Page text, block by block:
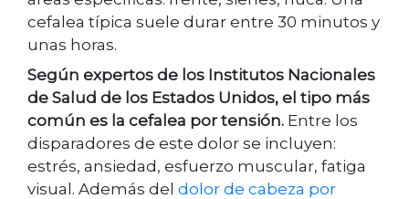
cefalea típica suele durar entre 30 minutos y
unas horas.
Según expertos de los Institutos Nacionales
de Salud de los Estados Unidos, el tipo más
común es la cefalea por tensión. Entre los
disparadores de este dolor se incluyen:
estrés, ansiedad, esfuerzo muscular, fatiga
visual. Además del dolor de cabeza por